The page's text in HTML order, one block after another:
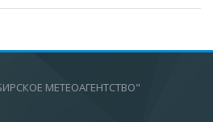
МЕТЕОАГЕНТСТВО"